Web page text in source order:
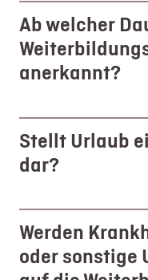
Ab welcher
anerkannt?
Stellt Urlaub
dar?
Werden
oder sonstige